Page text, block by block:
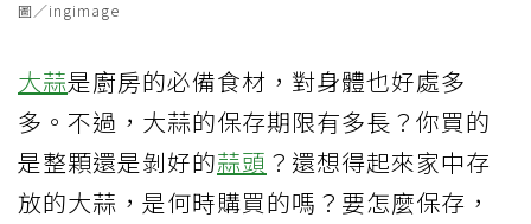
圖／ingimage
大蒜是廚房的必備食材，對身體也好處多
多。不過，大蒜的保存期限有多長？你買的
是整顆還是剝好的蒜頭 ？還想得起來家中存
放的大蒜，是何時購買的嗎？要怎麼保存，